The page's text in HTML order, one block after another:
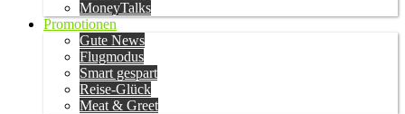
MoneyTalks
Promotionen
Gute News
Flugmodus
Smart gespart
Reise-Glück
Meat & Greet